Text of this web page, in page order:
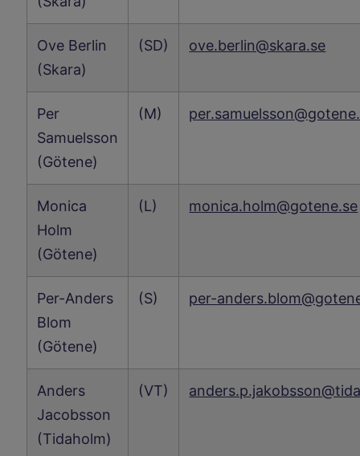
Ove Berlin
(Skara)
(SD) ove.berlin@skara.se
Per
Samuelsson
(Götene)
(M)
Monica
Holm
(Götene)
(L) monica.holm@gotene.se
Per-Anders
Blom
(Götene)
(S) per-
Anders
Jacobsson
(Tidaholm)
(VT)